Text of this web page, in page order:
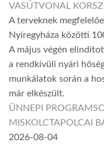
VASÚTVONAL
A terveknek
Nyíregyháza közötti
A május végén
a rendkívüli nyári
munkálatok során a
már elkészült.
ÜNNEPI
MISKOLCTAPOLCAI
2026-08-04